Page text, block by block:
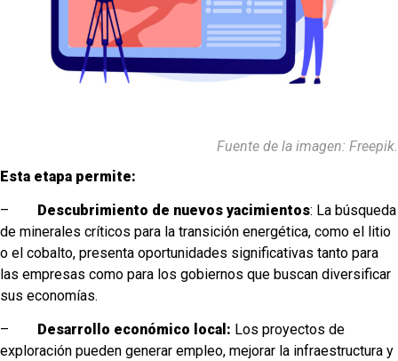
Fuente de la imagen: Freepik.
Esta etapa permite:
– Descubrimiento de nuevos yacimientos: La búsqueda
de minerales críticos para la transición energética, como el litio
o el cobalto, presenta oportunidades significativas tanto para
las empresas como para los gobiernos que buscan diversificar
sus economías.
– Desarrollo económico local: Los proyectos de
exploración pueden generar empleo, mejorar la infraestructura y